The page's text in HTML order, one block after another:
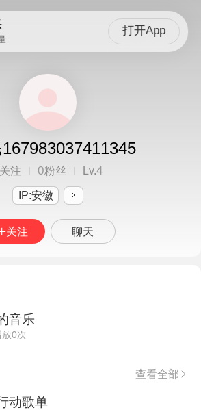
打开App
关注 0粉丝 Lv.4
IP:安徽
关注 聊天
音乐
0次
查看全部
动歌单